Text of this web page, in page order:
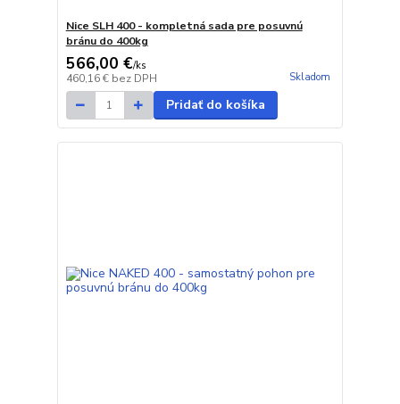
Nice SLH 400 - kompletná sada pre posuvnú
bránu do 400kg
566,00 €/ks
460,16 € bez DPH Skladom
Pridať do košíka